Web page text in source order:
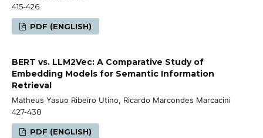
415-426
PDF (ENGLISH)
BERT vs. LLM2Vec: A Comparative Study of
Embedding Models for Semantic Information
Retrieval
Matheus Yasuo Ribeiro Utino, Ricardo Marcondes Marcacini
427-438
PDF (ENGLISH)